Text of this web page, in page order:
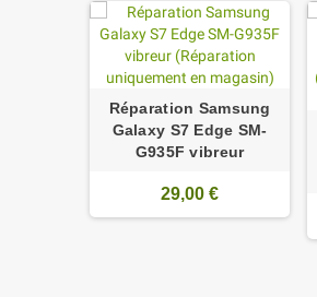
Réparation Samsung
Galaxy S7 Edge SM-
G935F vibreur
29,00 €